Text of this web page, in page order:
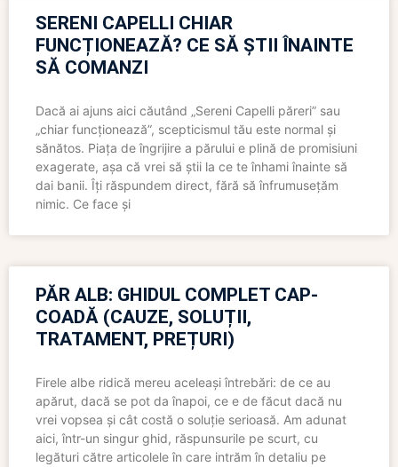
SERENI CAPELLI CHIAR
FUNCȚIONEAZĂ? CE SĂ ȘTII ÎNAINTE
SĂ COMANZI
Dacă ai ajuns aici căutând „Sereni Capelli păreri” sau
„chiar funcționează”, scepticismul tău este normal și
sănătos. Piața de îngrijire a părului e plină de promisiuni
exagerate, așa că vrei să știi la ce te înhami înainte să
dai banii. Îți răspundem direct, fără să înfrumusețăm
nimic. Ce face și
PĂR ALB: GHIDUL COMPLET CAP-
COADĂ (CAUZE, SOLUȚII,
TRATAMENT, PREȚURI)
Firele albe ridică mereu aceleași întrebări: de ce au
apărut, dacă se pot da înapoi, ce e de făcut dacă nu
vrei vopsea și cât costă o soluție serioasă. Am adunat
aici, într-un singur ghid, răspunsurile pe scurt, cu
legături către articolele în care intrăm în detaliu pe